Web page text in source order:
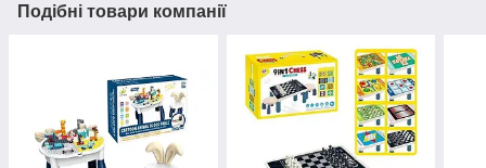
Подібні товари компанії